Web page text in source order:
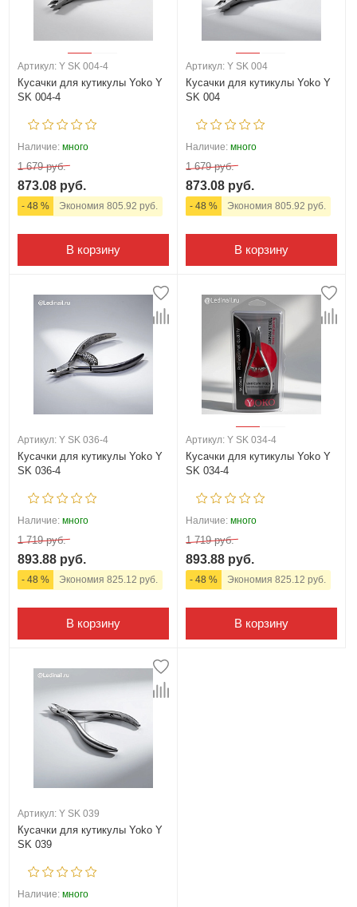
Артикул: Y SK 004-4
Кусачки для кутикулы Yoko Y
SK 004-4
Наличие: много
1 679 руб.
873.08 руб.
- 48 % Экономия 805.92 руб.
В корзину
Артикул: Y SK 004
Кусачки для кутикулы Yoko Y
SK 004
Наличие: много
1 679 руб.
873.08 руб.
- 48 % Экономия 805.92 руб.
В корзину
Артикул: Y SK 036-4
Кусачки для кутикулы Yoko Y
SK 036-4
Наличие: много
1 719 руб.
893.88 руб.
- 48 % Экономия 825.12 руб.
В корзину
Артикул: Y SK 034-4
Кусачки для кутикулы Yoko Y
SK 034-4
Наличие: много
1 719 руб.
893.88 руб.
- 48 % Экономия 825.12 руб.
В корзину
Артикул: Y SK 039
Кусачки для кутикулы Yoko Y
SK 039
Наличие: много